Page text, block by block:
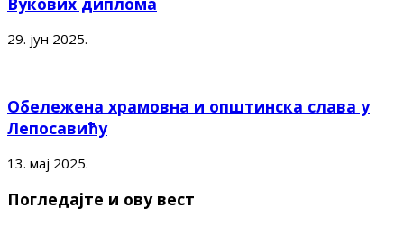
29. јун 2025.
Обележена храмовна и општинска слава у
Лепосавићу
13. мај 2025.
Погледајте и ову вест